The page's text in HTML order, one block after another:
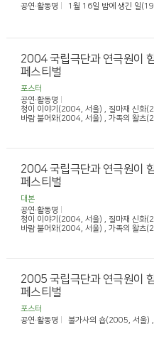
공연·활동명
1월 16일 밤에 생긴 일
2004 국립극단과 연극원이
페스티벌
포스터
공연·활동명
청이 이야기(2004, 서울) , 질마재 신화
바람 불어와(2004, 서울) , 가족의 왈츠
2004 국립극단과 연극원이
페스티벌
대본
공연·활동명
청이 이야기(2004, 서울) , 질마재 신화
바람 불어와(2004, 서울) , 가족의 왈츠
2005 국립극단과 연극원이
페스티벌
포스터
공연·활동명
불가사의 숍(2005, 서울)